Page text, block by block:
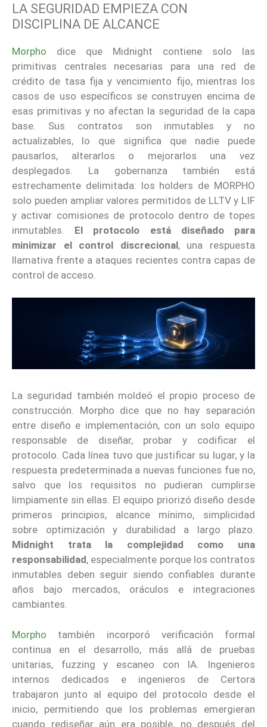
LA SEGURIDAD EMPIEZA CON
DISCIPLINA DE ALCANCE
Morpho dice que Midnight contiene solo las
primitivas centrales necesarias para una red de
crédito de tasa fija y vencimiento fijo, mientras los
casos de uso específicos se construyen encima de
esas primitivas y no afectan la seguridad de la capa
base. Sus contratos son inmutables y no
actualizables, lo que significa que nadie puede
pausarlos, alterarlos o mejorarlos una vez
desplegados. La gobernanza también está
estrechamente delimitada: los holders de MORPHO
solo pueden ampliar valores permitidos de LLTV y LIF
y activar comisiones de protocolo dentro de topes
inmutables. El protocolo está diseñado para
minimizar el control discrecional, una respuesta
llamativa frente a ataques recientes contra capas de
control de acceso.
La seguridad también moldeó el propio proceso de
construcción. Morpho dice que no hay separación
entre diseño e implementación, con un solo equipo
responsable de diseñar, probar y codificar el
protocolo. Cada línea tuvo que justificar su lugar, y la
respuesta predeterminada a nuevas funciones fue no,
salvo que los requisitos no pudieran cumplirse
limpiamente sin ellas. El equipo priorizó diseño desde
primeros principios, alcance mínimo, simplicidad
sobre optimización y durabilidad a largo plazo.
Midnight trata la complejidad como una
responsabilidad, especialmente porque los contratos
inmutables deben seguir siendo confiables durante
años bajo mercados, oráculos e integraciones
cambiantes.
Morpho también incorporó verificación formal
continua en el desarrollo, más allá de pruebas
unitarias, fuzzing y escaneo con IA. Ingenieros
internos dedicados e ingenieros de Certora
trabajaron junto al equipo del protocolo desde el
inicio, permitiendo que los problemas emergieran
cuando rediseñar aún era posible, no después del